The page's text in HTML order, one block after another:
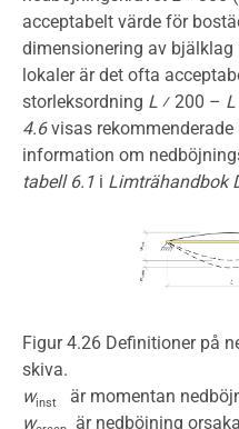
acceptabelt värde för
dimensionering av
lokaler är det ofta
storleksordning L ⁄ 200 – L
4.6visas rekommenderade
information om
tabell 6.1 i Limträhandbok
Figur 4.26 Definitioner på
skiva.
winst
är momentan
w
är nedböjning